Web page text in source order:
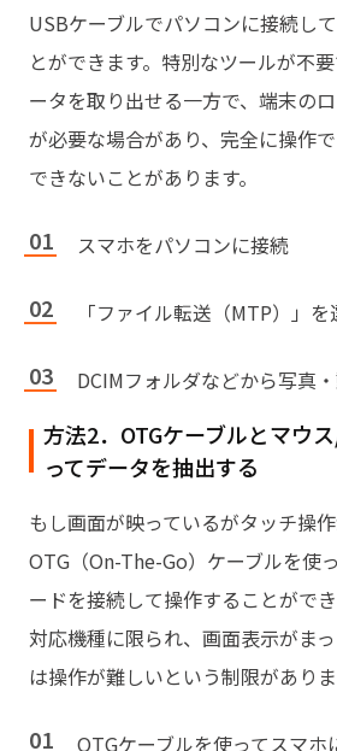
USBケーブルでパソコンに接続し
とができます。特別なツールが不
ータを取り出せる一方で、端末の
が必要な場合があり、完全に操作
できないことがあります。
スマホをパソコンに接続
「ファイル転送（MTP）」を
DCIMフォルダなどから写真
方法2．OTGケーブルとマウ
ってデータを抽出する
もし画面が映っているがタッチ操作
OTG（On-The-Go）ケーブルを使
ードを接続して操作することがで
対応機種に限られ、画面表示がま
は操作が難しいという制限がありま
OTGケーブルを使ってスマホ